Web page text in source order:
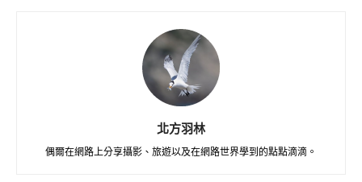
北方羽林
偶爾在網路上分享攝影、旅遊以及在網路世界學到的點點滴滴。